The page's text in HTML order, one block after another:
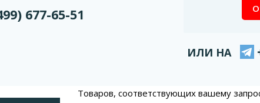
677-65-51
ИЛИ НА
Товаров, соответствующих вашему